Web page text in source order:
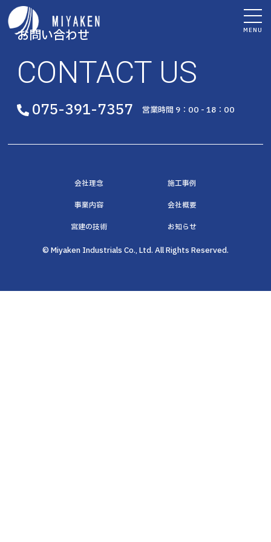
MENU
お問い合わせ
CONTACT US
075-391-7357 営業時間 9：00 - 18：00
会社理念 施工事例
事業内容 会社概要
宮建の技術 お知らせ
© Miyaken Industrials Co., Ltd. All Rights Reserved.